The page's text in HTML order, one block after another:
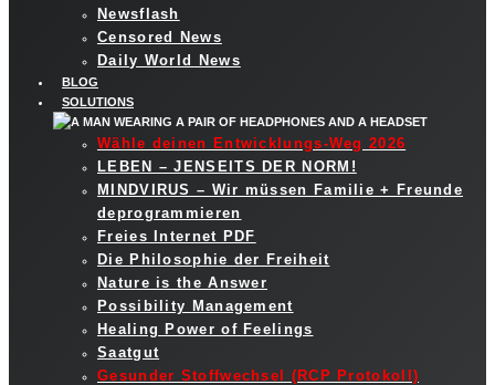
Newsflash
Censored News
Daily World News
BLOG
SOLUTIONS
Wähle deinen Entwicklungs-Weg 2026
LEBEN – JENSEITS DER NORM!
MINDVIRUS – Wir müssen Familie + Freunde
deprogrammieren
Freies Internet PDF
Die Philosophie der Freiheit
Nature is the Answer
Possibility Management
Healing Power of Feelings
Saatgut
Gesunder Stoffwechsel (RCP Protokoll)